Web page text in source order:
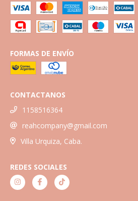
FORMAS DE ENVÍO
CONTACTANOS
1158516364
reahcompany@gmail.com
Villa Urquiza, Caba.
REDES SOCIALES